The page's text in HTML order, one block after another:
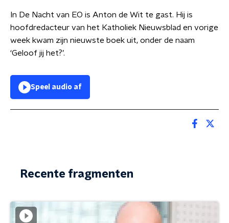
In De Nacht van EO is Anton de Wit te gast. Hij is
hoofdredacteur van het Katholiek Nieuwsblad en vorige
week kwam zijn nieuwste boek uit, onder de naam
‘Geloof jij het?’.
Speel audio af
Recente fragmenten